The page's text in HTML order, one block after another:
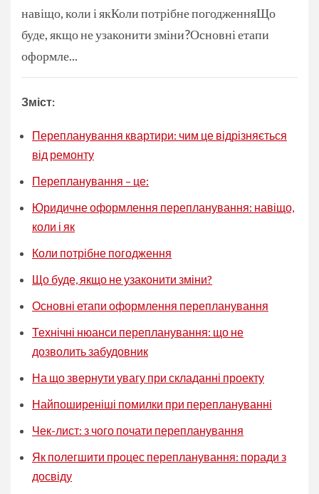
навіщо, коли і якКоли потрібне погодженняЩо
буде, якщо не узаконити зміни?Основні етапи
оформле...
Зміст:
Перепланування квартири: чим це відрізняється
від ремонту
Перепланування – це:
Юридичне оформлення перепланування: навіщо,
коли і як
Коли потрібне погодження
Що буде, якщо не узаконити зміни?
Основні етапи оформлення перепланування
Технічні нюанси перепланування: що не
дозволить забудовник
На що звернути увагу при складанні проекту
Найпоширеніші помилки при переплануванні
Чек-лист: з чого почати перепланування
Як полегшити процес перепланування: поради з
досвіду